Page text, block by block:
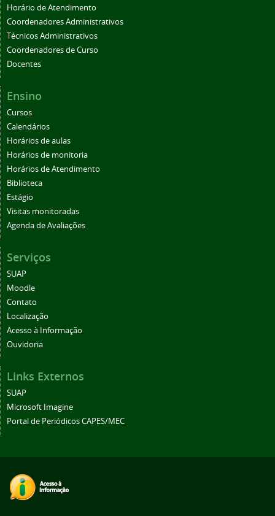
Horário de Atendimento
Coordenadores Administrativos
Técnicos Administrativos
Coordenadores de Curso
Docentes
Ensino
Cursos
Calendários
Horários de aulas
Horários de monitoria
Horários de Atendimento
Biblioteca
Estágio
Visitas monitoradas
Agenda de Avaliações
Serviços
SUAP
Moodle
Contato
Localização
Acesso à Informação
Ouvidoria
Links Externos
SUAP
Microsoft Imagine
Portal de Periódicos CAPES/MEC